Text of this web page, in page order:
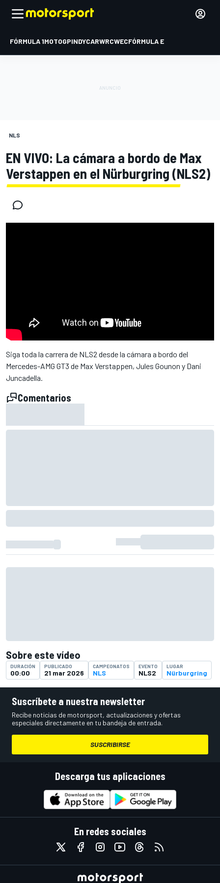
FÓRMULA 1MOTOGPINDYCARWRCWECFÓRMULA E
NLS
EN VIVO: La cámara a bordo de Max
Verstappen en el Nürburgring (NLS2)
Siga toda la carrera de NLS2 desde la cámara a bordo del
Mercedes-AMG GT3 de Max Verstappen, Jules Gounon y Dani
Juncadella.
Comentarios
Sobre este vídeo
DURACIÓN
00:00
PUBLICADO
21 mar 2026
CAMPEONATOS
NLS
EVENTO
NLS2
LUGAR
Nürburgring
Suscríbete a nuestra newsletter
Recibe noticias de motorsport, actualizaciones y ofertas
especiales directamente en tu bandeja de entrada.
SUSCRIBIRSE
Descarga tus aplicaciones
En redes sociales